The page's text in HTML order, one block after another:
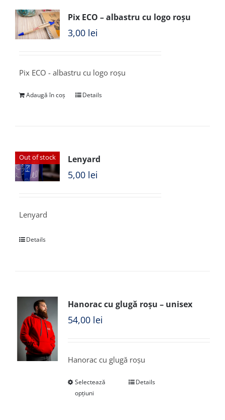
Pix ECO – albastru cu logo roșu
3,00 lei
Pix ECO - albastru cu logo roșu
Adaugă în coș Details
Out of stock Lenyard
5,00 lei
Lenyard
Details
Hanorac cu glugă roșu – unisex
54,00 lei
Hanorac cu glugă roșu
Selectează
opțiuni
Details